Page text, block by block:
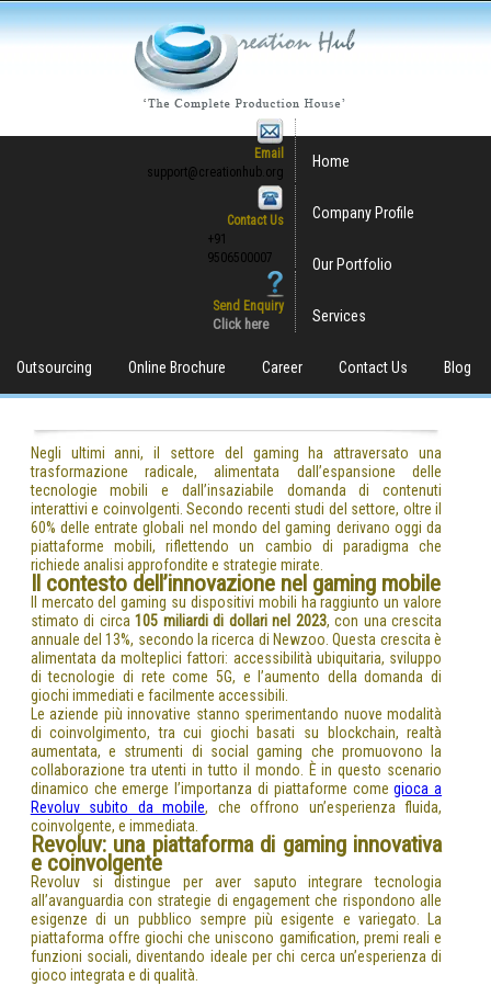
Email
support@creationhub.org
Contact Us
+91
9506500007
Send Enquiry
Click here
Home
Company Profile
Our Portfolio
Services
Outsourcing Online Brochure Career Contact Us Blog
Negli ultimi anni, il settore del gaming ha attraversato una
trasformazione radicale, alimentata dall’espansione delle
tecnologie mobili e dall’insaziabile domanda di contenuti
interattivi e coinvolgenti. Secondo recenti studi del settore, oltre il
60% delle entrate globali nel mondo del gaming derivano oggi da
piattaforme mobili, riflettendo un cambio di paradigma che
richiede analisi approfondite e strategie mirate.
Il contesto dell’innovazione nel gaming mobile
Il mercato del gaming su dispositivi mobili ha raggiunto un valore
stimato di circa105 miliardi di dollari nel 2023, con una crescita
annuale del 13%, secondo la ricerca di Newzoo. Questa crescita è
alimentata da molteplici fattori: accessibilità ubiquitaria, sviluppo
di tecnologie di rete come 5G, e l’aumento della domanda di
giochi immediati e facilmente accessibili.
Le aziende più innovative stanno sperimentando nuove modalità
di coinvolgimento, tra cui giochi basati su blockchain, realtà
aumentata, e strumenti di social gaming che promuovono la
collaborazione tra utenti in tutto il mondo. È in questo scenario
dinamico che emerge l’importanza di piattaforme comegioca a
Revoluv subito da mobile, che offrono un’esperienza fluida,
coinvolgente, e immediata.
Revoluv: una piattaforma di gaming innovativa
e coinvolgente
Revoluv si distingue per aver saputo integrare tecnologia
all’avanguardia con strategie di engagement che rispondono alle
esigenze di un pubblico sempre più esigente e variegato. La
piattaforma offre giochi che uniscono gamification, premi reali e
funzioni sociali, diventando ideale per chi cerca un’esperienza di
gioco integrata e di qualità.